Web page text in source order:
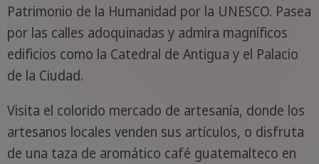
Patrimonio de la Humanidad por la UNESCO. Pasea
por las calles adoquinadas y admira magníficos
edificios como la Catedral de Antigua y el Palacio
de la Ciudad.
Visita el colorido mercado de artesanía, donde los
artesanos locales venden sus artículos, o disfruta
de una taza de aromático café guatemalteco en